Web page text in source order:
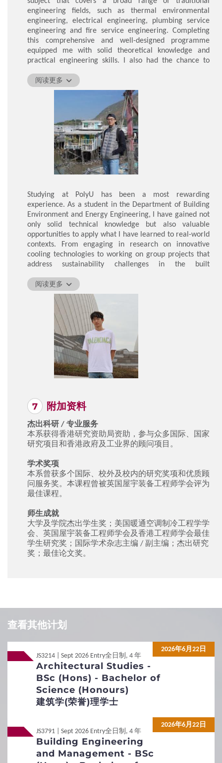
engineering fields, such as thermal environmental
engineering, electrical engineering, plumbing service
engineering and fire service engineering. Completing
this comprehensive and well-designed programme
equipped me with solid theoretical knowledge and
practical engineering skills. I also had the chance to
sustainability and learn about the latest developments in
building technologies. With increasing emphasis on
fostering a sustainable and low-carbon global economy,
I believe that building services engineers will play an
ever more important role in the sustainable building
industry.
During the four-year programme, I had plenty of
opportunities to participate in extracurricular activities
and develop my research interests. I joined an
obtained various scholarships. These study elements all
encouraged me to push myself and constantly strive for
excellence. I am grateful for the opportunities and
support the department offers, and I genuinely
appreciate my journey at PolyU.
LI Ming
阅读更多
Studying at PolyU has been a most rewarding
experience. As a student in the Department of Building
Environment and Energy Engineering, I have gained not
only solid technical knowledge but also valuable
opportunities to apply what I have learned to real-world
contexts. From engaging in research on innovative
cooling technologies to working on group projects that
address sustainability challenges in the built
a sense of responsibility towards society.
What I appreciate most about PolyU is its strong
emphasis on experiential learning. Participating in
exchange programmes, summer internships, voluntary
teaching activities, and interdisciplinary collaborations
has allowed me to broaden my horizons beyond the
classroom. Further, the supportive learning environment
and vibrant hall life have made my university years truly
memorable.
the initiative, and embrace every opportunity. PolyU
offers much more than a degree - it provides a platform
to grow, contribute and make a difference.
CHEN Yuxi
阅读更多
附加资料
杰出科研 / 专业服务
本系获得香港研究资助局资助，参与众多国际、国家
研究项目和香港政府及工业界的顾问项目。
学术奖项
本系曾获多个国际、校外及校内的研究奖项和优质顾
问服务奖。本课程曾被英国屋宇装备工程师学会评为
最佳课程。
师生成就
大学及学院杰出学生奖；美国暖通空调制冷工程学学
会、英国屋宇装备工程师学会及香港工程师学会最佳
学生研究奖；国际学术杂志主编 / 副主编；杰出研究
奖；最佳论文奖。
Local JUPAS
Local Non-JUPAS Year 1
Non-Local International / Other Qualification
Non-Local 內地应届高考生
无需附加文件
Local JUPAS
Local Non-JUPAS Year 1
Non-Local
International / Other
Qualification
Non-Local 內地应届高考生
查看其他计划
JS3214 | Sept 2026 Entry全日制, 4 年
Architectural Studies -
BSc (Hons) - Bachelor of
Science (Honours)
建筑学(荣誉)理学士
2026年6月22日
JS3791 | Sept 2026 Entry全日制, 4 年
Building Engineering
and Management - BSc
2026年6月22日